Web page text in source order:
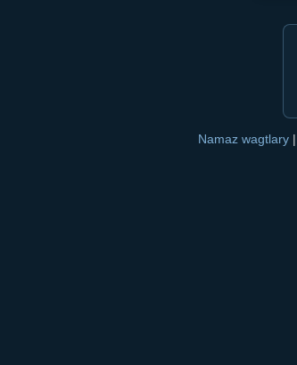
Namaz wagtlary |